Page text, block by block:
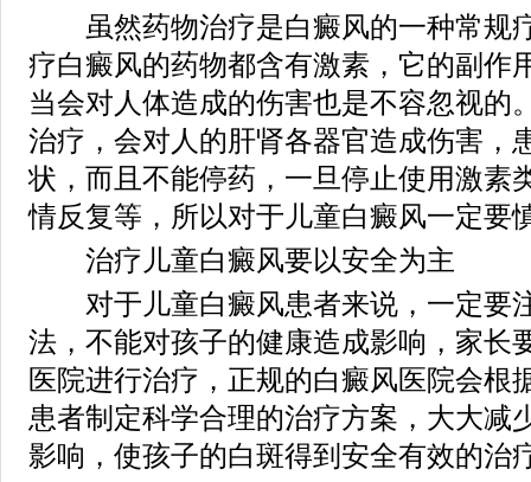
虽然药物治疗是白癜风的一种常规
疗白癜风的药物都含有激素，它的副作
当会对人体造成的伤害也是不容忽视的
治疗，会对人的肝肾各器官造成伤害，
状，而且不能停药，一旦停止使用激素
情反复等，所以对于儿童白癜风一定要
治疗儿童白癜风要以安全为主
对于儿童白癜风患者来说，一定要
法，不能对孩子的健康造成影响，家长
医院进行治疗，正规的白癜风医院会根
患者制定科学合理的治疗方案，大大减
影响，使孩子的白斑得到安全有效的治